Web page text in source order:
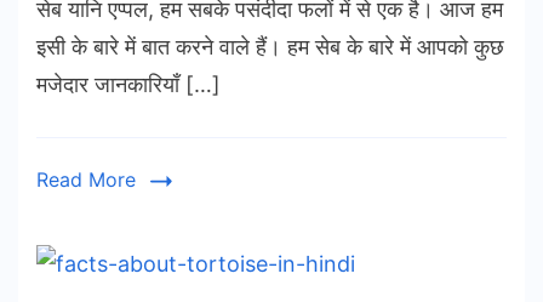
सेब यानि एप्पल, हम सबके पसंदीदा फलों में से एक है। आज हम
इसी के बारे में बात करने वाले हैं। हम सेब के बारे में आपको कुछ
मजेदार जानकारियाँ […]
Read More